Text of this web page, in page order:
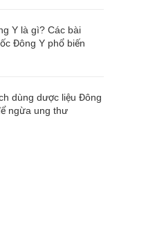
Y là gì? Các bài
Đông Y phổ biến
dùng dược liệu Đông
ngừa ung thư